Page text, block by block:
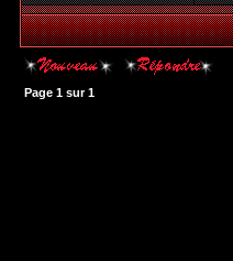
Page 1 sur1